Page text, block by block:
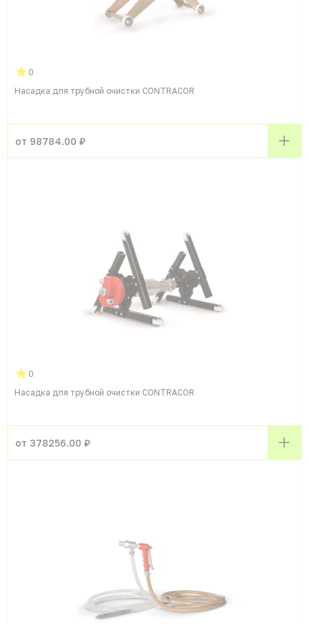
0
Насадка для трубной очистки CONTRACOR
от 98784.00 ₽
0
Насадка для трубной очистки CONTRACOR
от 378256.00 ₽